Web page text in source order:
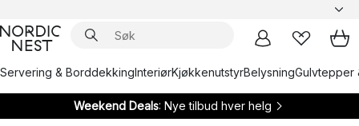
Servering & BorddekkingInteriørKjøkkenutstyrBelysningGulvtepper
Weekend Deals: Nye tilbud hver helg